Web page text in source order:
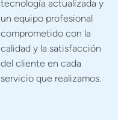
tecnología actualizada y
un equipo profesional
comprometido con la
calidad y la satisfacción
del cliente en cada
servicio que realizamos.